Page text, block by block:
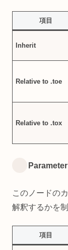
項目
Inherit
Relative to .toe
Relative to .tox
このノードの
解釈するかを
項目